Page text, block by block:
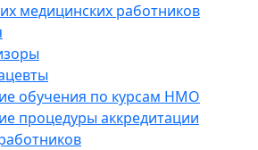
медицинских работников
обучения по курсам НМО
процедуры аккредитации